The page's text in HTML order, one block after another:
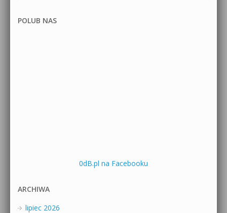
POLUB NAS
0dB.pl na Facebooku
ARCHIWA
lipiec 2026